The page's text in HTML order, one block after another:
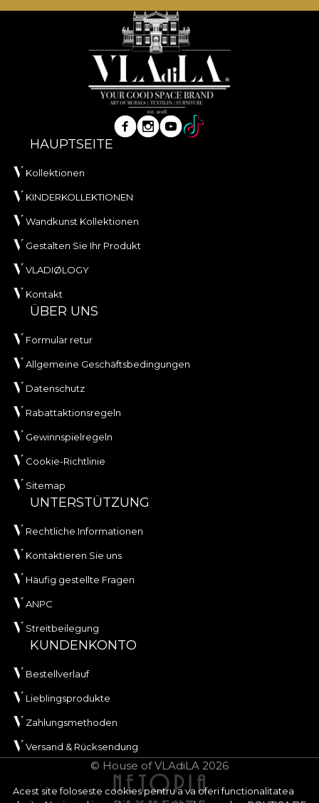
Acest site foloseste cookies pentru a va oferi functionalitatea
HAUPTSEITE
Kollektionen
KINDERKOLLEKTIONEN
Wandkunst Kollektionen
Gestalten Sie Ihr Produkt
VLADIØLOGY
Kontakt
ÜBER UNS
Formular retur
Allgemeine Geschäftsbedingungen
Datenschutz
Rabattaktionsregeln
Gewinnspielregeln
Cookie-Richtlinie
Sitemap
UNTERSTÜTZUNG
Rechtliche Informationen
Kontaktieren Sie uns
Häufig gestellte Fragen
ANPC
Streitbeilegung
KUNDENKONTO
Bestellverlauf
Lieblingsprodukte
Zahlungsmethoden
Versand & Rücksendung
© House of VLAdiLA 2026